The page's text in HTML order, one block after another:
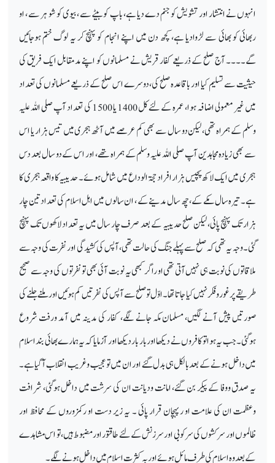
انہوں نے انتشار اور تشویش کو جنم دے دیا ہے، باپ کو بیٹے سے ، بیوی کو شو ہر سے ، او
ربھائی کو بھائی سے لڑوادیا ہے، کچھ دن میں اپنے انجام کو پہنچ کر یہ لوگ ختم ہوجائیں
گے۔۔۔۔ آج صلح کے ذریعے کفار قریش نے مسلمانوں کو اپنے مدمقابل ایک فریق کی
حیثیت سے تسلیم کیا اور باقاعدہ صلح کی، دوسرے اس صلح کے ذریعے مسلمانوں کی تعداد
میں غیر معمولی اضافہ ہوا، عمرہ کے لئے کل 1400 یا 1500 کی تعداد آپ صلی اللہ علیہ
وسلم کے ہمراہ تھی، لیکن دو سال سے بھی کم عرصے میں آٹھ ہجری میں تیس ہزار یا اس
سے بھی زیادہ مجاہدین آپ صلی اللہ علیہ وسلم کے ہمراہ تھے، اور اس کے دو سال بعد دس
ہجری میں ایک لاکھ پچیس ہزار افراد حجۃ الوداع میں شامل ہوئے۔ حدیبیہ کا واقعہ ہجری کا
ہے۔ تیرہ سال مکے کے، چھ سال مدینے کے ، ان سالوں میں اہل اسلام کی تعداد تین چار
ہزار تک پہنچ پائی، لیکن صلح حدیبیہ کے بعد صرف چار سال میں یہ تعداد لاکھوں تک پہنچ
گئی۔ وجہ یہ تھی کہ صلح سے پہلے جنگ کی حالت تھی، آپس کی کشیدگی اور نفرت کی وجہ سے
ملاقاتوں کی نوبت ہی نہیں آتی تھی او راگر کبھی یہ نوبت آئی بھی تو نفرتوں کی وجہ سے صحیح
طریقے پر غور وفکر نہیں کیا جاتا تھا۔ اوّل تو صلح سے آپس کی نفرتیں کم ہوئیں اور ملنے جلنے کی
صورتیں پیش آنے لگیں، مسلمان مکہ جانے لگے، کفار کی مدینہ میں آمد ورفت شروع
ہوگئی۔ جب یہ ہوا تو کافروں نے دیکھا اور بار بار دیکھا اور آزمایا کہ یہ ہمارے بھائی بند اسلام
میں داخل ہونے کے بعد بالکل ہی بدل گئے اور ان میں تو عجیب و غریب انقلاب آگیاہے۔
یہ صدق ووفا کے پیکر بن گئے، امانت ودیانت ان کی سرشت میں داخل ہوگئی، شرافت
وعظمت ان کی علامت او رپہچان قرار پائی ۔ یہ زیر دست او رکمزوروں کے محافظ اور
ظالموں اور سرکشوں کی سرکوبی اور سرزنش کے لئے طاقتور او رمضبوط ہیں ، تو اس مشاہدے
کے بعد وہ اسلام کی طرف مائل ہوئے او ربہ کثرت اسلام میں داخل ہونے لگے۔